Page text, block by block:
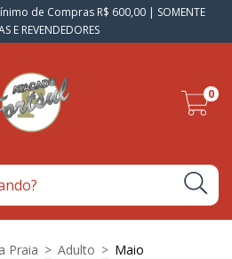
de Compras R$ 600,00 | SOMENTE
E REVENDEDORES
0
Praia > Adulto > Maio